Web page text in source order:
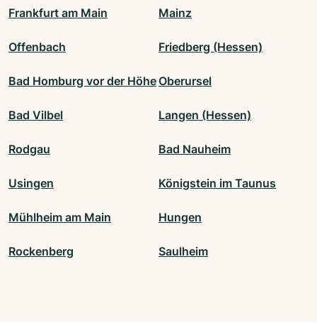
Frankfurt am Main Mainz
Offenbach Friedberg (Hessen)
Bad Homburg vor der HöheOberursel
Bad Vilbel Langen (Hessen)
Rodgau Bad Nauheim
Usingen Königstein im Taunus
Mühlheim am Main Hungen
Rockenberg Saulheim